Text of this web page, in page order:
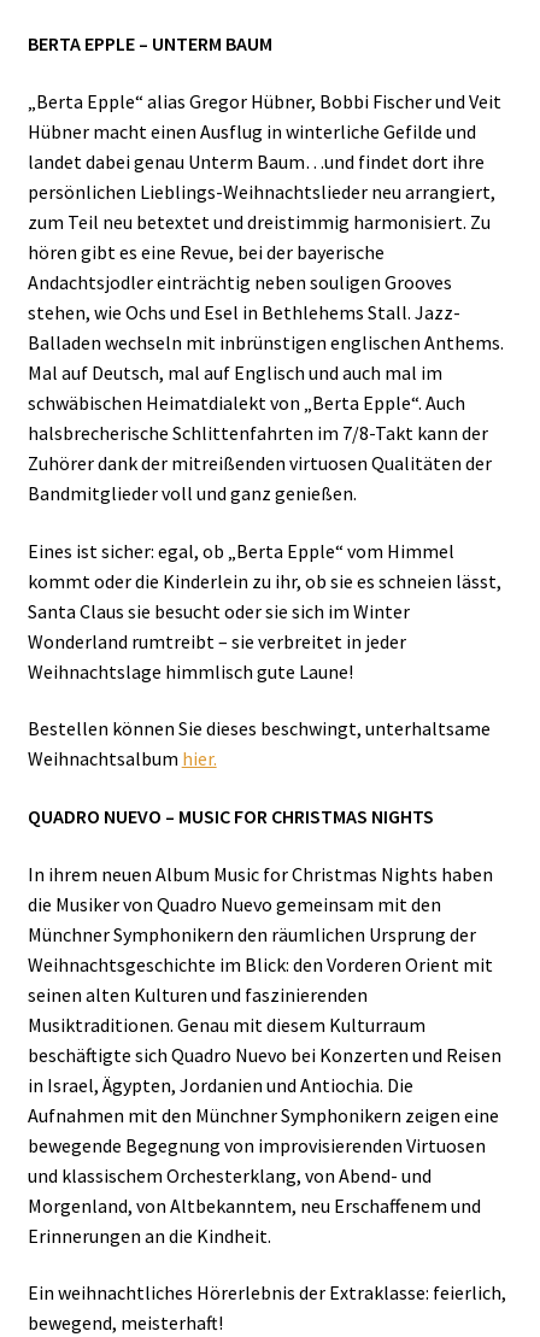
BERTA EPPLE – UNTERM BAUM
„Berta Epple“ alias Gregor Hübner, Bobbi Fischer und Veit
Hübner macht einen Ausflug in winterliche Gefilde und
landet dabei genau Unterm Baum…und findet dort ihre
persönlichen Lieblings-Weihnachtslieder neu arrangiert,
zum Teil neu betextet und dreistimmig harmonisiert. Zu
hören gibt es eine Revue, bei der bayerische
Andachtsjodler einträchtig neben souligen Grooves
stehen, wie Ochs und Esel in Bethlehems Stall. Jazz-
Balladen wechseln mit inbrünstigen englischen Anthems.
Mal auf Deutsch, mal auf Englisch und auch mal im
schwäbischen Heimatdialekt von „Berta Epple“. Auch
halsbrecherische Schlittenfahrten im 7/8-Takt kann der
Zuhörer dank der mitreißenden virtuosen Qualitäten der
Bandmitglieder voll und ganz genießen.
Eines ist sicher: egal, ob „Berta Epple“ vom Himmel
kommt oder die Kinderlein zu ihr, ob sie es schneien lässt,
Santa Claus sie besucht oder sie sich im Winter
Wonderland rumtreibt – sie verbreitet in jeder
Weihnachtslage himmlisch gute Laune!
Bestellen können Sie dieses beschwingt, unterhaltsame
Weihnachtsalbum hier.
QUADRO NUEVO – MUSIC FOR CHRISTMAS NIGHTS
In ihrem neuen Album Music for Christmas Nights haben
die Musiker von Quadro Nuevo gemeinsam mit den
Münchner Symphonikern den räumlichen Ursprung der
Weihnachtsgeschichte im Blick: den Vorderen Orient mit
seinen alten Kulturen und faszinierenden
Musiktraditionen. Genau mit diesem Kulturraum
beschäftigte sich Quadro Nuevo bei Konzerten und Reisen
in Israel, Ägypten, Jordanien und Antiochia. Die
Aufnahmen mit den Münchner Symphonikern zeigen eine
bewegende Begegnung von improvisierenden Virtuosen
und klassischem Orchesterklang, von Abend- und
Morgenland, von Altbekanntem, neu Erschaffenem und
Erinnerungen an die Kindheit.
Ein weihnachtliches Hörerlebnis der Extraklasse: feierlich,
bewegend, meisterhaft!